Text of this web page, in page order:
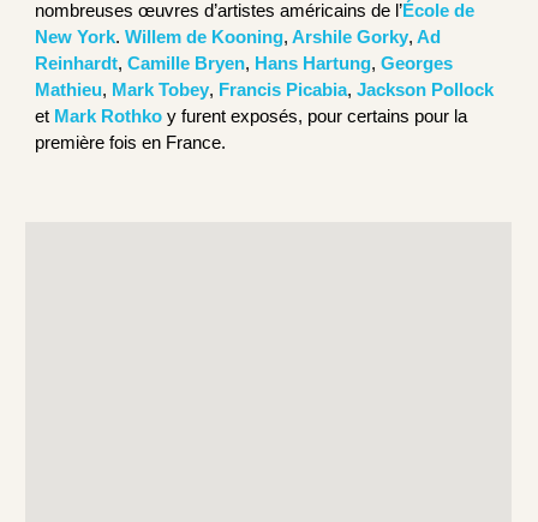
nombreuses œuvres d’artistes américains de l’École de
New York.Willem de Kooning, Arshile Gorky, Ad
Reinhardt, Camille Bryen, Hans Hartung, Georges
Mathieu, Mark Tobey, Francis Picabia, Jackson Pollock
et Mark Rothko y furent exposés, pour certains pour la
première fois en France.